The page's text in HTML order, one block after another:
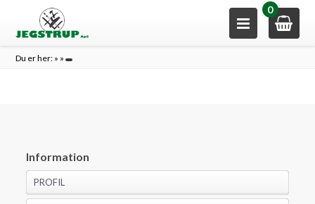
0
Du er her: » »
Information
PROFIL